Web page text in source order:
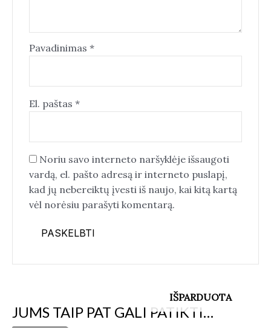
Pavadinimas *
El. paštas *
Noriu savo interneto naršyklėje išsaugoti
vardą, el. pašto adresą ir interneto puslapį,
kad jų nebereiktų įvesti iš naujo, kai kitą kartą
vėl norėsiu parašyti komentarą.
JUMS TAIP PAT GALI PATIKTI…
IŠPARDUOTA